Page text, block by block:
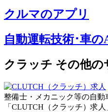
クルマのアプリ
自動運転技術･車
クラッチ その他の
整備士・メカニック等の自動
「CLUTCH（クラッチ）求